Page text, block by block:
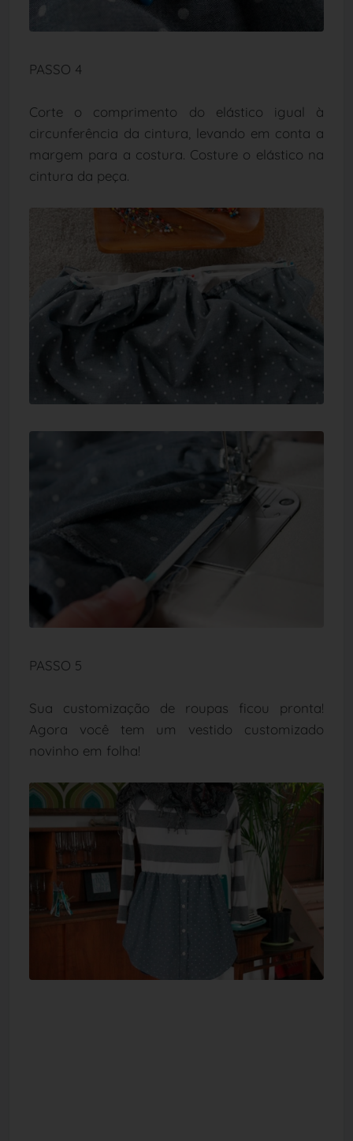
PASSO 4
Corte o comprimento do elástico igual à
circunferência da cintura, levando em conta a
margem para a costura. Costure o elástico na
cintura da peça.
PASSO 5
Sua customização de roupas ficou pronta!
Agora você tem um vestido customizado
novinho em folha!